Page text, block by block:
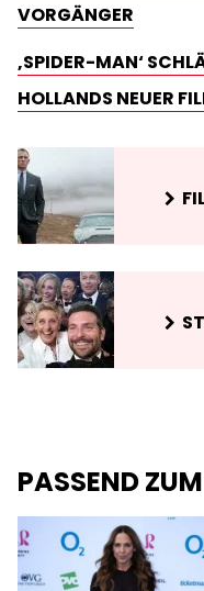
VORGÄNGER
‚SPIDER-MAN‘
HOLLANDS NEUER
PASSEND